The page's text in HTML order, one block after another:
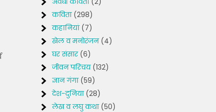
कविता(298)
कहानियां(7)
खेल व मनोरंजन(4)
घर संसार(6)
जीवन परिचय(132)
ज्ञान गंगा(59)
देश-दुनिया(28)
लेख व लघु कथा(50)